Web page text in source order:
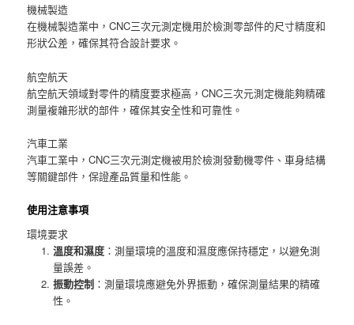
機械製造
在機械製造業中，CNC三次元測定機用於檢測零部件的尺寸精度和
形狀公差，確保其符合設計要求。
航空航天
航空航天領域對零件的精度要求極高，CNC三次元測定機能夠精確
測量複雜形狀的部件，確保其安全性和可靠性。
汽車工業
汽車工業中，CNC三次元測定機被用於檢測發動機零件、車身結構
等關鍵部件，保證產品質量和性能。
使用注意事項
環境要求
溫度和濕度：測量環境的溫度和濕度應保持穩定，以避免測
量誤差。
振動控制：測量環境應避免外界振動，確保測量結果的精確
性。